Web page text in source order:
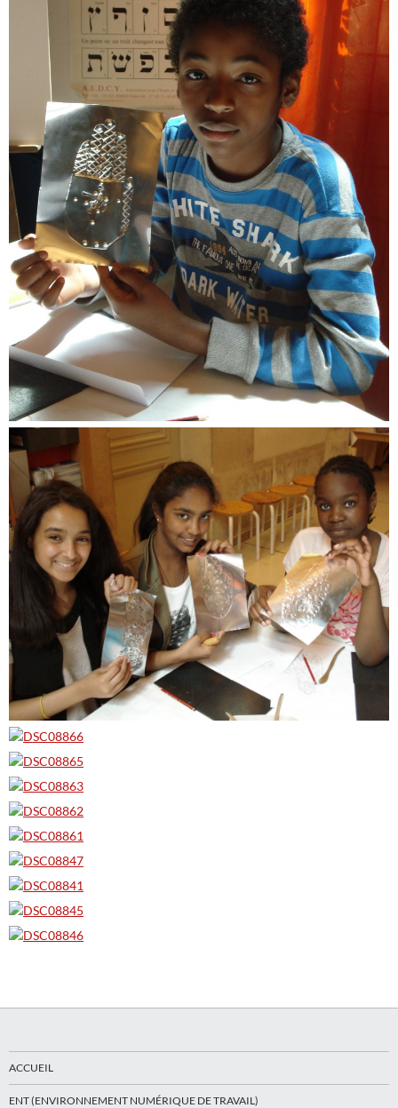
ACCUEIL
ENT (ENVIRONNEMENT NUMÉRIQUE DE TRAVAIL)